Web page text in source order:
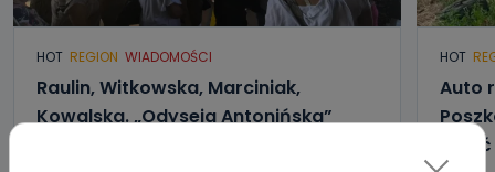
HOT REGION WIADOMOŚCI
Raulin, Witkowska, Marciniak,
Kowalska. „Odyseja Antonińska”
HOT
Auto